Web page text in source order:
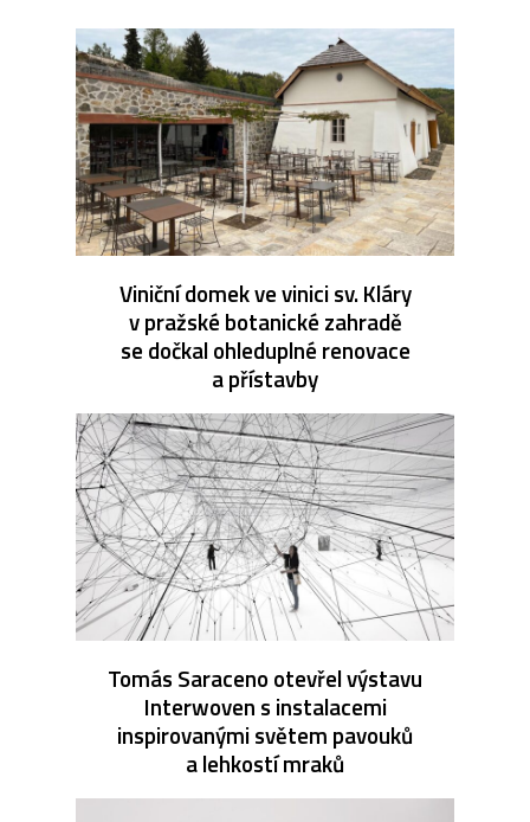
Viniční domek ve vinici sv. Kláry
v pražské botanické zahradě
se dočkal ohleduplné renovace
a přístavby
Tomás Saraceno otevřel výstavu
Interwoven s instalacemi
inspirovanými světem pavouků
a lehkostí mraků